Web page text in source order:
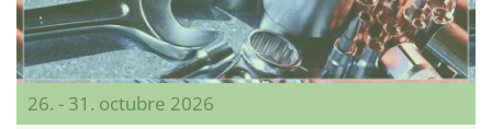
26. - 31. octubre 2026